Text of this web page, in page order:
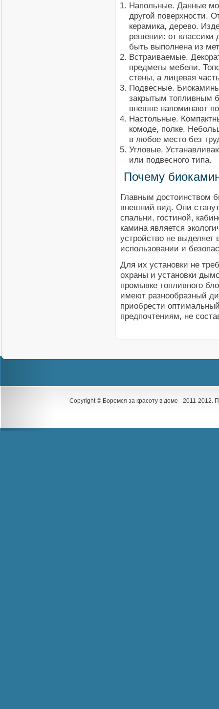
Напольные. Данные
другой поверхности.
керамика, дерево.
решении: от классики
быть выполнена из
Встраиваемые.
предметы мебели.
стены, а лицевая
Подвесные.
закрытым топливным
внешне напоминают
Настольные.
комоде, полке.
в любое место без
Угловые.
или подвесного типа.
Почему
Главным достоинством
внешний вид. Они
спальни, гостиной,
камина является
устройство не
использовании и
Для их установки не
охраны и установки
промывке топливного
имеют разнообразный
приобрести
предпочтениям, не
Copyright © Боремся за красоту в доме - 2011-2012.